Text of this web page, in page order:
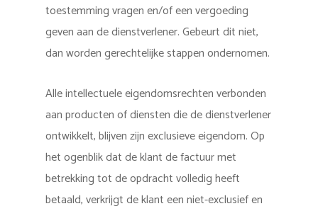
toestemming vragen en/of een vergoeding
geven aan de dienstverlener. Gebeurt dit niet,
dan worden gerechtelijke stappen ondernomen.
Alle intellectuele eigendomsrechten verbonden
aan producten of diensten die de dienstverlener
ontwikkelt, blijven zijn exclusieve eigendom. Op
het ogenblik dat de klant de factuur met
betrekking tot de opdracht volledig heeft
betaald, verkrijgt de klant een niet-exclusief en